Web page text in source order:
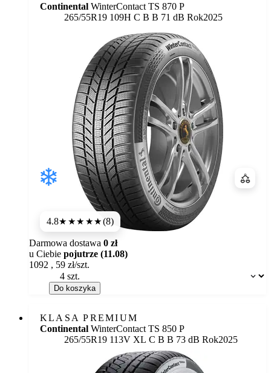
Continental WinterContact TS 870 P
265/55R19 109H Etykieta:
C B B 71 dB Rok2025
4.8★★★★★(8)
Dostępność:
Darmowa dostawa 0 zł
u Ciebie pojutrze (11.08)
1092 , 59 zł/szt.
Do koszyka
KLASA PREMIUM
Continental WinterContact TS 850 P
265/55R19 113V XL Etykieta:
C B B 73 dB Rok2025